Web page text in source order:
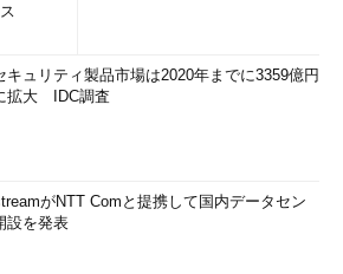
キュリティ製品市場は2020年までに3359億円
拡大 IDC調査
がNTT Comと提携して国内データセン
設を発表